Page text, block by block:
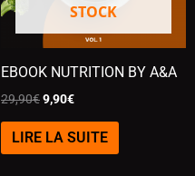
STOCK
EBOOK NUTRITION BY A&A
29,90€9,90€
LIRE LA SUITE